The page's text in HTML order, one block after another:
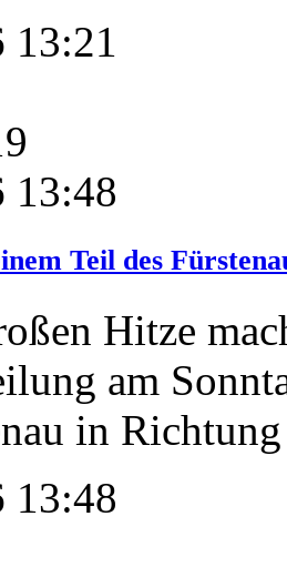
13:21
13:48
Teil des
Hitze
am
in
13:48